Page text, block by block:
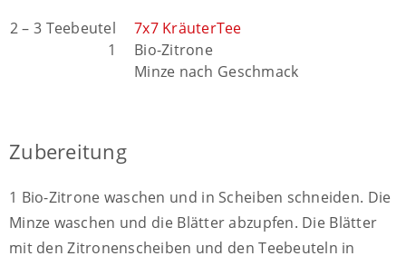
2 – 3 Teebeutel
7x7 KräuterTee
1
Bio-Zitrone
Minze nach Geschmack
Zubereitung
1 Bio-Zitrone waschen und in Scheiben schneiden. Die
Minze waschen und die Blätter abzupfen. Die Blätter
mit den Zitronenscheiben und den Teebeuteln in